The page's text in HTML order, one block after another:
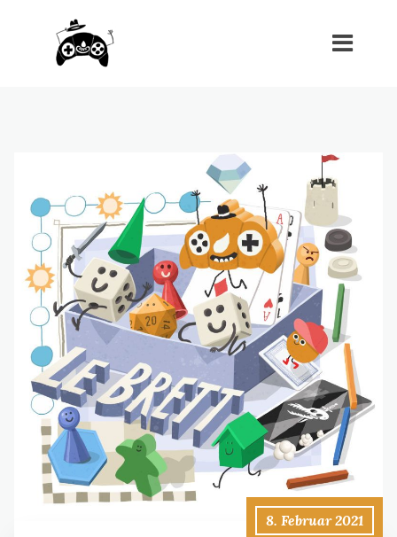
8. Februar 2021